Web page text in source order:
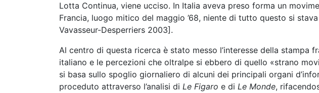
Lotta Continua, viene ucciso. In Italia aveva preso forma un
Francia, luogo mitico del maggio ’68, niente di tutto questo si
Vavasseur-Desperriers 2003].
Al centro di questa ricerca è stato messo l’interesse della stampa
italiano e le percezioni che oltralpe si ebbero di quello «strano
si basa sullo spoglio giornaliero di alcuni dei principali organi
proceduto attraverso l’analisi di Le Figaro e di Le Monde,